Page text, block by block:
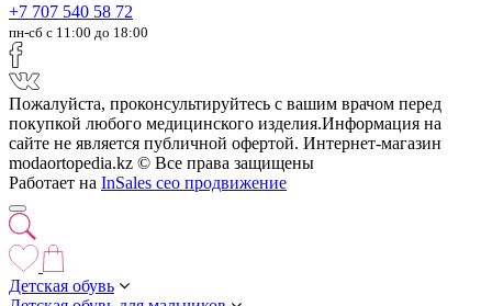
+7 707 540 58 72
пн-сб с 11:00 до 18:00
Пожалуйста, проконсультируйтесь с вашим врачом перед
покупкой любого медицинского изделия.Информация на
сайте не является публичной офертой. Интернет-магазин
modaortopedia.kz © Все права защищены
Работает на InSales сео продвижение
Детская обувь